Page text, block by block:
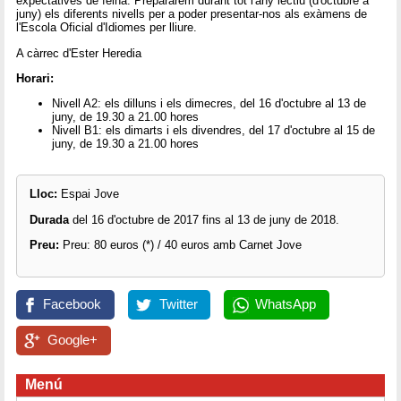
juny) els diferents nivells per a poder presentar-nos als exàmens de
l'Escola Oficial d'Idiomes per lliure.
A càrrec d'Ester Heredia
Horari:
Nivell A2: els dilluns i els dimecres, del 16 d'octubre al 13 de
juny, de 19.30 a 21.00 hores
Nivell B1: els dimarts i els divendres, del 17 d'octubre al 15 de
juny, de 19.30 a 21.00 hores
Lloc: Espai Jove
Durada del 16 d'octubre de 2017 fins al 13 de juny de 2018.
Preu: Preu: 80 euros (*) / 40 euros amb Carnet Jove
Facebook Twitter WhatsApp
Google+
Menú